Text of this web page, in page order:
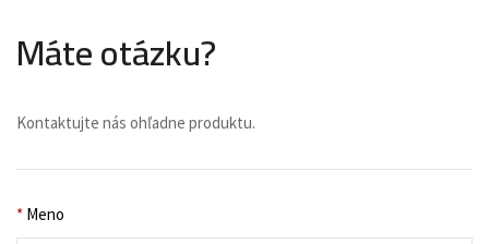
Máte otázku?
Kontaktujte nás ohľadne produktu.
* Meno